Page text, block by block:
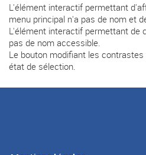
L'élément interactif permettant
menu principal n'a pas de nom et
L'élément interactif permettant de
pas de nom accessible.
Le bouton modifiant les
état de sélection.